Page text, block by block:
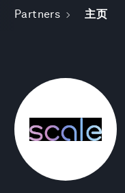
Partners 主页